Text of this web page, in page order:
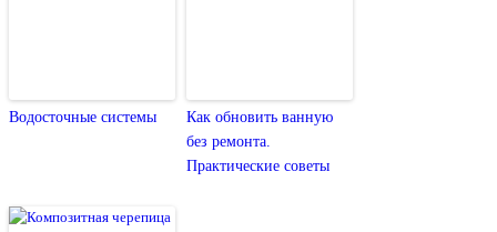
Водосточные системы
Как обновить ванную
без ремонта.
Практические советы